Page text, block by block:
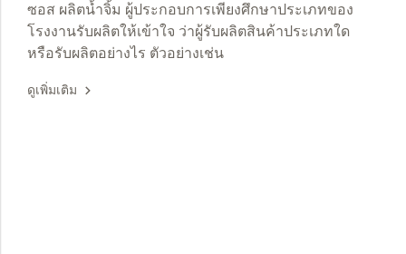
ซอส ผลิตน้ำจิ้ม ผู้ประกอบการเพียงศึกษาประเภทของ
โรงงานรับผลิตให้เข้าใจ ว่าผู้รับผลิตสินค้าประเภทใด
หรือรับผลิตอย่างไร ตัวอย่างเช่น
ดูเพิ่มเติม